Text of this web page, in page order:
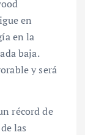
en
en la
baja.
y será
récord de
las